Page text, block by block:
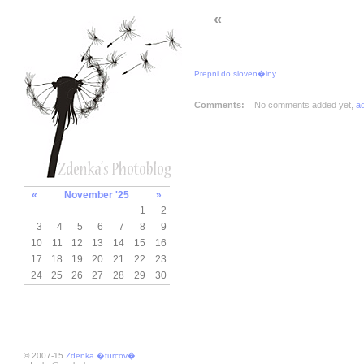
« November '25
»
1
2
3
4 5 6 7 8
9
10
11 12 13 14 15
16
17
18 19 20 21 22
23
24
25 26 27 28 29 30
© 2007-15 Zdenka �turcov�
«
Prepni do sloven�iny.
Comments: No comments added yet,